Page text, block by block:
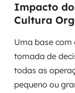
Impacto
Cultura
Uma base
tomada de
todas as
pequeno ou